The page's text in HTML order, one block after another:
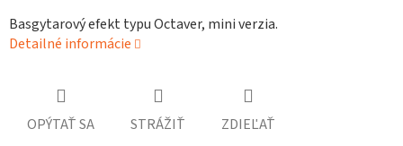
Basgytarový efekt typu Octaver, mini verzia.
Detailné informácie
OPÝTAŤ SA STRÁŽIŤ ZDIEĽAŤ